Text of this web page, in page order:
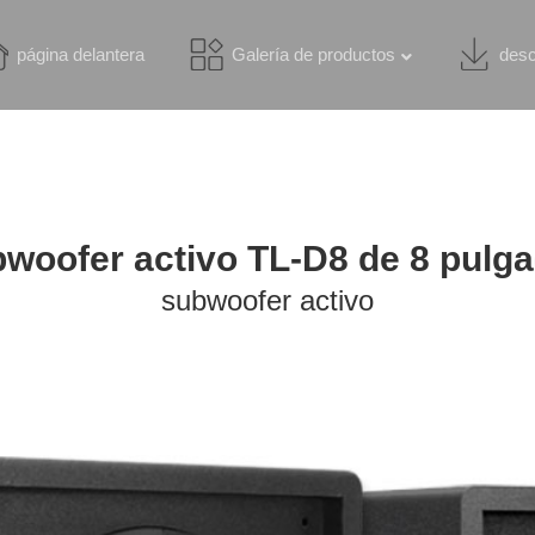
página delantera Galería de productos
activo TL-D8 de 8
subwoofer activo